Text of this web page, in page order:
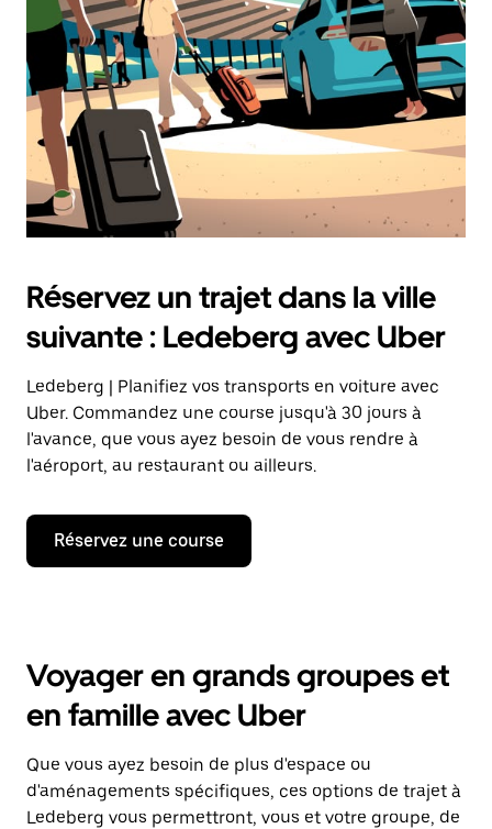
la
touche
Échap
pour
fermer
calendrier.
Réservez un trajet dans la ville
suivante : Ledeberg avec Uber
Ledeberg | Planifiez vos transports en voiture avec
Uber. Commandez une course jusqu'à 30 jours à
l'avance, que vous ayez besoin de vous rendre à
l'aéroport, au restaurant ou ailleurs.
Réservez une course
Voyager en grands groupes et
en famille avec Uber
Que vous ayez besoin de plus d'espace ou
d'aménagements spécifiques, ces options de trajet à
Ledeberg vous permettront, vous et votre groupe, de